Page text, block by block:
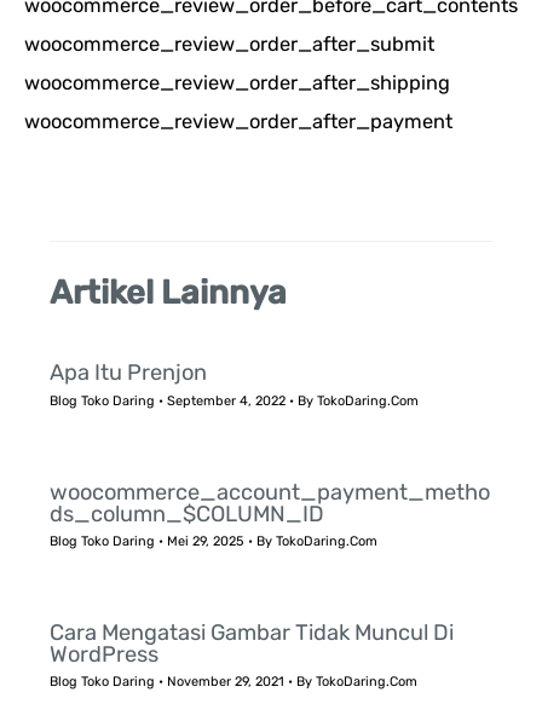
u
n
t
u
woocommerce_review_order_before_cart_contents
woocommerce_review_order_after_submit
woocommerce_review_order_after_shipping
woocommerce_review_order_after_payment
Artikel Lainnya
Apa Itu Prenjon
Blog Toko Daring •September 4, 2022 • ByTokoDaring.Com
woocommerce_account_payment_metho
ds_column_$COLUMN_ID
Blog Toko Daring • Mei 29, 2025 • ByTokoDaring.Com
Cara Mengatasi Gambar Tidak Muncul Di
WordPress
Blog Toko Daring • November 29, 2021 • ByTokoDaring.Com